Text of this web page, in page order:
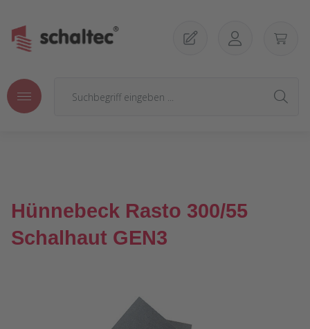
Hünnebeck Rasto 300/55
Schalhaut GEN3
Bildergalerie überspringen